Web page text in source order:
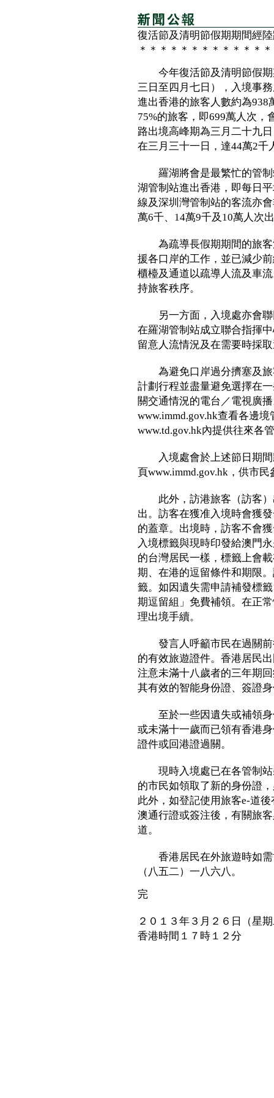
復活節及清明節假期期間經
＊＊＊＊＊＊＊＊＊＊＊＊
今年復活節及清明節假期
三日至四月七日），入境事
進出香港的旅客人數約為938
75%的旅客，即699萬人次，
路出境高峰期為三月二十九
在三月三十一日，達44萬2千
羅湖將會是最繁忙的管制
湖管制站進出香港，即每日
線及深圳灣管制站的客流亦
萬6千、14萬9千及10萬
為疏導長假期期間的旅客
援各口岸的工作，並已減少
櫃檯及通道以疏導人流及車
持旅客秩序。
另一方面，入境處亦會聯
在羅湖管制站成立聯合指揮
留意人流情況及在需要時採
為避免口岸過分擠塞及旅
計劃行程並盡量避免選擇在
關交通情況的電台／電視廣
www.immd.gov.hk查看各邊
www.td.gov.hk內提供往來各
入境處會於上述節日期間
頁www.immd.gov.hk，供市民
此外，訪港旅客（訪客）
出。訪客在獲准入境時會獲
的蓋章。出境時，訪客不會
入境標籤與現時印發給澳門
的台灣居民一樣，標籤上會
期、在港的逗留條件和期限
籤。如因遺失需申請補發標
期逗留組」免費補領。在正
理出境手續。
發言人呼籲市民在過關前
的有效旅遊證件。香港居民
注意未滿十八歲者的三年期
其有效的智能身份證、簽證
至於一些因遺失或補領身
或未滿十一歲而已領有香港
證件或回港證過關。
現時入境處已在各管制站
的市民如領取了新的身份證
此外，如登記使用旅客e-道
澳通行證或簽注後，有關旅
道。
香港居民在外旅遊時如需
（八五二）一八六八。
完
２０１３年３月２６日（星
香港時間１７時１２分